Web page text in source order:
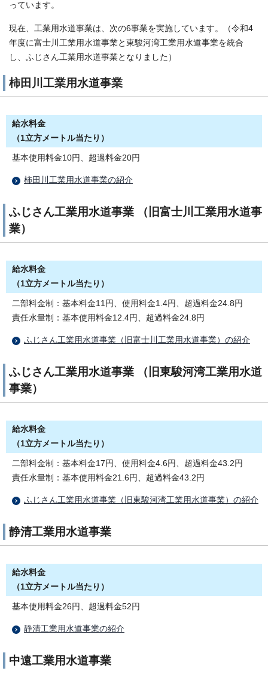
っています。
現在、工業用水道事業は、次の6事業を実施しています。（令和4
年度に富士川工業用水道事業と東駿河湾工業用水道事業を統合
し、ふじさん工業用水道事業となりました）
柿田川工業用水道事業
給水料金
（1立方メートル当たり）
基本使用料金10円、超過料金20円
柿田川工業用水道事業の紹介
ふじさん工業用水道事業 （旧富士川工業用水道事
業）
給水料金
（1立方メートル当たり）
二部料金制：基本料金11円、使用料金1.4円、超過料金24.8円
責任水量制：基本使用料金12.4円、超過料金24.8円
ふじさん工業用水道事業（旧富士川工業用水道事業）の紹介
ふじさん工業用水道事業 （旧東駿河湾工業用水道
事業）
給水料金
（1立方メートル当たり）
二部料金制：基本料金17円、使用料金4.6円、超過料金43.2円
責任水量制：基本使用料金21.6円、超過料金43.2円
ふじさん工業用水道事業（旧東駿河湾工業用水道事業）の紹介
静清工業用水道事業
給水料金
（1立方メートル当たり）
基本使用料金26円、超過料金52円
静清工業用水道事業の紹介
中遠工業用水道事業